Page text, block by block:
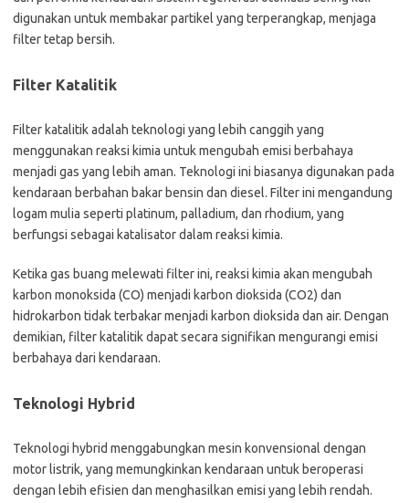
digunakan untuk membakar partikel yang terperangkap, menjaga
filter tetap bersih.
Filter Katalitik
Filter katalitik adalah teknologi yang lebih canggih yang
menggunakan reaksi kimia untuk mengubah emisi berbahaya
menjadi gas yang lebih aman. Teknologi ini biasanya digunakan pada
kendaraan berbahan bakar bensin dan diesel. Filter ini mengandung
logam mulia seperti platinum, palladium, dan rhodium, yang
berfungsi sebagai katalisator dalam reaksi kimia.
Ketika gas buang melewati filter ini, reaksi kimia akan mengubah
karbon monoksida (CO) menjadi karbon dioksida (CO2) dan
hidrokarbon tidak terbakar menjadi karbon dioksida dan air. Dengan
demikian, filter katalitik dapat secara signifikan mengurangi emisi
berbahaya dari kendaraan.
Teknologi Hybrid
Teknologi hybrid menggabungkan mesin konvensional dengan
motor listrik, yang memungkinkan kendaraan untuk beroperasi
dengan lebih efisien dan menghasilkan emisi yang lebih rendah.